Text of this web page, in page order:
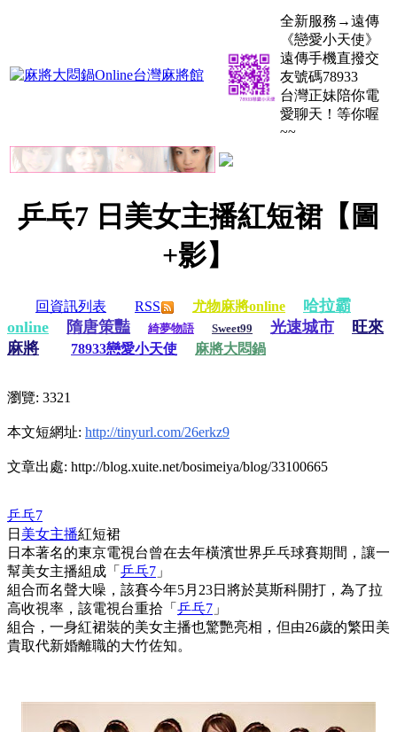
全新服務→遠傳
《戀愛小天使》
遠傳手機直撥交
友號碼78933
台灣正妹陪你電
愛聊天！等你喔
~~
乒乓7 日美女主播紅短裙【圖
+影】
回資訊列表 RSS 尤物麻將online
哈拉霸
online
隋唐策豔 綺夢物語 Sweet99 光速城市
旺來
麻將
78933戀愛小天使 麻將大悶鍋
瀏覽: 3321
本文短網址: http://tinyurl.com/26erkz9
文章出處: http://blog.xuite.net/bosimeiya/blog/33100665
乒乓7
日 美女主播紅短裙
日本著名的東京電視台曾在去年橫濱世界乒乓球賽期間，讓一
幫美女主播組成「 乒乓7 」
組合而名聲大噪，該賽今年5月23日將於莫斯科開打，為了拉
高收視率，該電視台重拾「 乒乓7 」
組合，一身紅裙裝的美女主播也驚艷亮相，但由26歲的繁田美
貴取代新婚離職的大竹佐知。